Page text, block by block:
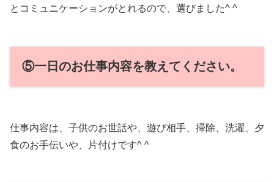
とコミュニケーションがとれるので、選びました^ ^
⑤一日のお仕事内容を教えてください。
仕事内容は、子供のお世話や、遊び相手、掃除、洗濯、夕
食のお手伝いや、片付けです^ ^